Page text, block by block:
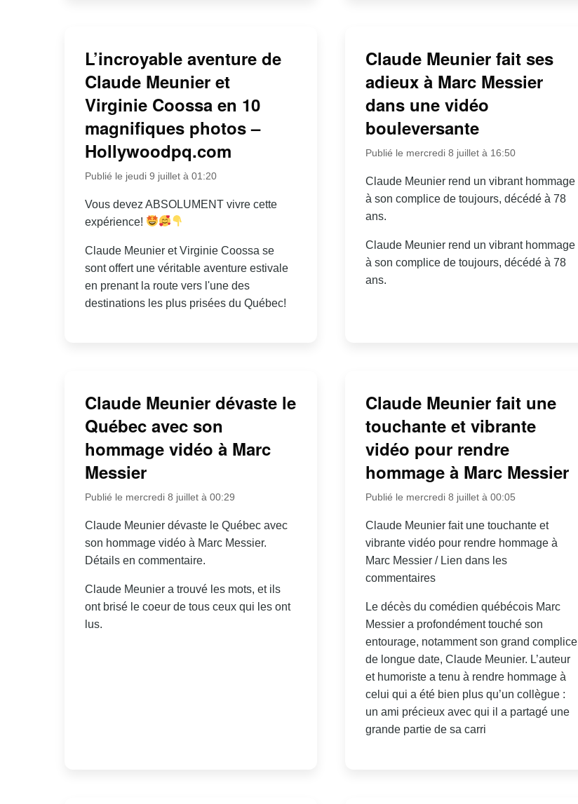
L’incroyable aventure de
Claude Meunier et
Virginie Coossa en 10
magnifiques photos –
Hollywoodpq.com
Publié le jeudi 9 juillet à 01:20
Vous devez ABSOLUMENT vivre cette
expérience!
Claude Meunier et Virginie Coossa se
sont offert une véritable aventure estivale
en prenant la route vers l'une des
destinations les plus prisées du Québec!
Claude Meunier fait ses
adieux à Marc Messier
dans une vidéo
bouleversante
Publié le mercredi 8 juillet à 16:50
Claude Meunier rend un vibrant hommage
à son complice de toujours, décédé à 78
ans.
Claude Meunier rend un vibrant hommage
à son complice de toujours, décédé à 78
ans.
Claude Meunier dévaste le
Québec avec son
hommage vidéo à Marc
Messier
Publié le mercredi 8 juillet à 00:29
Claude Meunier dévaste le Québec avec
son hommage vidéo à Marc Messier.
Détails en commentaire.
Claude Meunier a trouvé les mots, et ils
ont brisé le coeur de tous ceux qui les ont
lus.
Claude Meunier fait une
touchante et vibrante
vidéo pour rendre
hommage à Marc Messier
Publié le mercredi 8 juillet à 00:05
Claude Meunier fait une touchante et
vibrante vidéo pour rendre hommage à
Marc Messier / Lien dans les
commentaires
Le décès du comédien québécois Marc
Messier a profondément touché son
entourage, notamment son grand complice
de longue date, Claude Meunier. L’auteur
et humoriste a tenu à rendre hommage à
celui qui a été bien plus qu’un collègue :
un ami précieux avec qui il a partagé une
grande partie de sa carri